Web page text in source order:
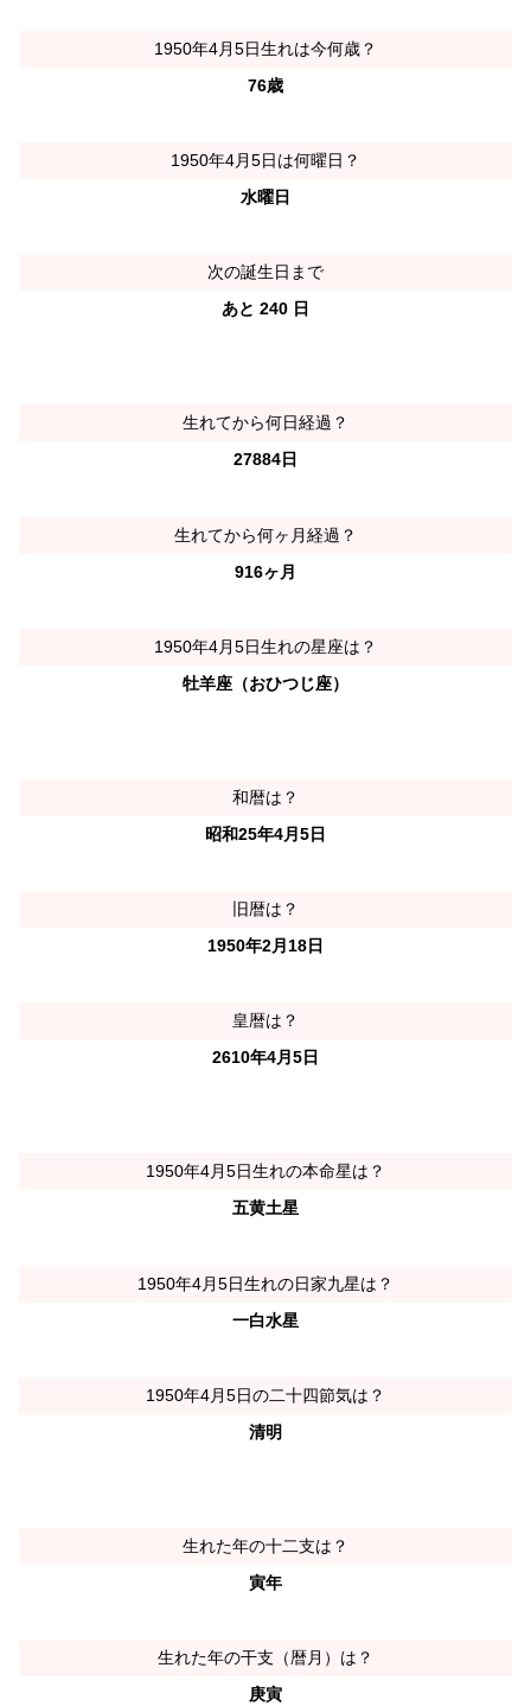
1950年4月5日生れは今何歳？
76歳
1950年4月5日は何曜日？
水曜日
次の誕生日まで
あと 240 日
生れてから何日経過？
27884日
生れてから何ヶ月経過？
916ヶ月
1950年4月5日生れの星座は？
牡羊座（おひつじ座）
和暦は？
昭和25年4月5日
旧暦は？
1950年2月18日
皇暦は？
2610年4月5日
1950年4月5日生れの本命星は？
五黄土星
1950年4月5日生れの日家九星は？
一白水星
1950年4月5日の二十四節気は？
清明
生れた年の十二支は？
寅年
生れた年の干支（暦月）は？
庚寅